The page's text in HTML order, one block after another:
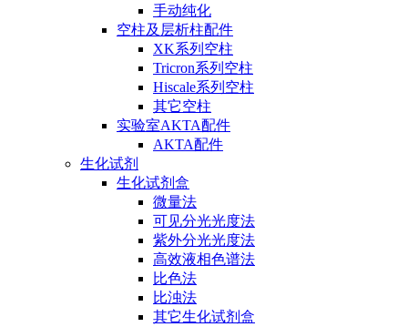
手动纯化
空柱及层析柱配件
XK系列空柱
Tricron系列空柱
Hiscale系列空柱
其它空柱
实验室AKTA配件
AKTA配件
生化试剂
生化试剂盒
微量法
可见分光光度法
紫外分光光度法
高效液相色谱法
比色法
比浊法
其它生化试剂盒